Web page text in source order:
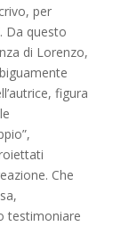
per
Da questo
di Lorenzo,
figura
Che
testimoniare